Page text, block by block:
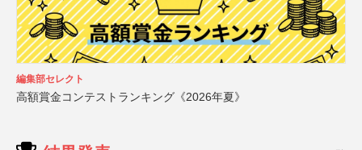
編集部セレクト
高額賞金コンテストランキング《2026年夏》